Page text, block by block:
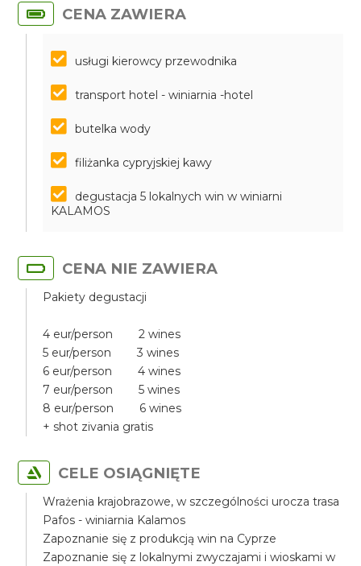
CENA ZAWIERA
usługi kierowcy przewodnika
transport hotel - winiarnia -hotel
butelka wody
filiżanka cypryjskiej kawy
degustacja 5 lokalnych win w winiarni
KALAMOS
CENA NIE ZAWIERA
Pakiety degustacji
4 eur/person 2 wines
5 eur/person 3 wines
6 eur/person 4 wines
7 eur/person 5 wines
8 eur/person 6 wines
+ shot zivania gratis
CELE OSIĄGNIĘTE
Wrażenia krajobrazowe, w szczególności urocza trasa
Pafos - winiarnia Kalamos
Zapoznanie się z produkcją win na Cyprze
Zapoznanie się z lokalnymi zwyczajami i wioskami w